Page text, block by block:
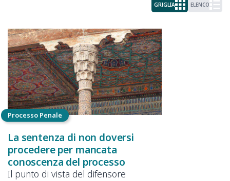
GRIGLIA ELENCO
Processo Penale
La sentenza di non doversi
procedere per mancata
conoscenza del processo
Il punto di vista del difensore